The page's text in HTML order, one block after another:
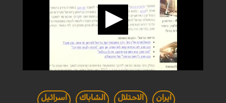
ايران الاحتلال الشاباك اسرائيل